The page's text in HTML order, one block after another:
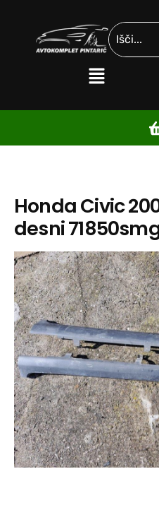
Honda Civic
desni